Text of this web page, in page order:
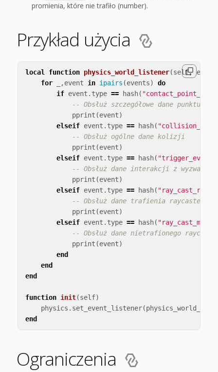
promienia, które nie trafiło (number).
Przykład użycia
local function physics_world_listener(self,
for
,event in ipairs (events)
do
if event . type == hash(
-- Obsłuż szczegółowe dane punktu
pprint (event)
elseif event . type == hash(
-- Obsłuż ogólne dane kolizji
pprint (event)
elseif event . type == hash( "trigger_event"
-- Obsłuż dane interakcji z
pprint (event)
elseif event . type == hash(
-- Obsłuż dane trafienia raycastem
pprint (event)
elseif event . type == hash(
-- Obsłuż dane nietrafionego raycastu
pprint (event)
end
end
end
function init(self)
physics . set_event_listener(
end
Ograniczenia